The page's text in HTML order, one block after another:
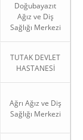
Doğubayazıt
Ağız ve Diş
Sağlığı Merkezi
TUTAK DEVLET
HASTANESİ
Ağrı Ağız ve Diş
Sağlığı Merkezi